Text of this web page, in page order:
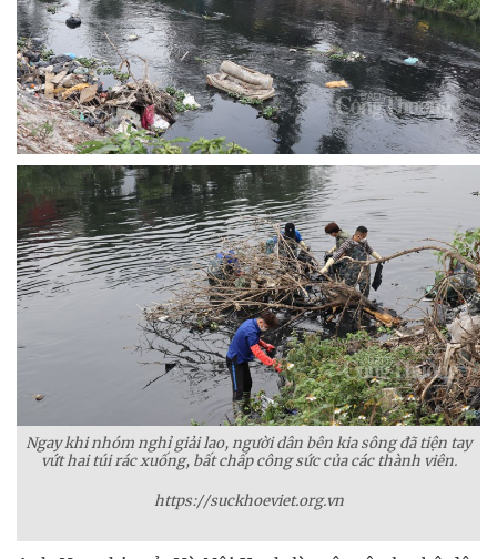
Ngay khi nhóm nghỉ giải lao, người dân bên kia sông đã tiện tay
vứt hai túi rác xuống, bất chấp công sức của các thành viên.
https://suckhoeviet.org.vn